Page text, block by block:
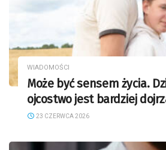
WIADOMOŚCI
Może być sensem życia.
ojcostwo jest bardziej
23 CZERWCA 2026